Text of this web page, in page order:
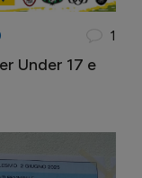
1
Under 17 e